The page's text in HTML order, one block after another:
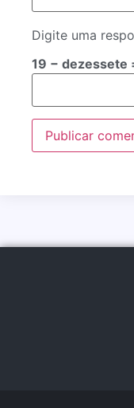
Digite uma
19 − dezessete